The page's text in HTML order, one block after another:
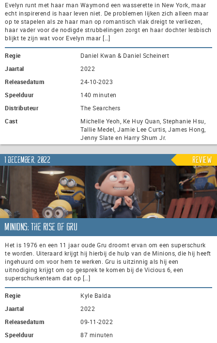
Evelyn runt met haar man Waymond een wasserette in New York, maar
echt inspirerend is haar leven niet. De problemen lijken zich alleen maar
op te stapelen als ze haar man op romantisch vlak dreigt te verliezen,
haar vader voor de nodigde strubbelingen zorgt en haar dochter lesbisch
blijkt te zijn wat voor Evelyn maar […]
Regie
Daniel Kwan & Daniel Scheinert
Jaartal
2022
Releasedatum
24-10-2023
Speelduur
140 minuten
Distributeur
The Searchers
Cast
Michelle Yeoh, Ke Huy Quan, Stephanie Hsu,
Tallie Medel, Jamie Lee Curtis, James Hong,
Jenny Slate en Harry Shum Jr.
1 december, 2022 Review
Minions: The Rise of Gru
Het is 1976 en een 11 jaar oude Gru droomt ervan om een superschurk
te worden. Uiteraard krijgt hij hierbij de hulp van de Minions, die hij heeft
ingehuurd om voor hem te werken. Gru is uitzinnig als hij een
uitnodiging krijgt om op gesprek te komen bij de Vicious 6, een
superschurkenteam dat op […]
Regie
Kyle Balda
Jaartal
2022
Releasedatum
09-11-2022
Speelduur
87 minuten